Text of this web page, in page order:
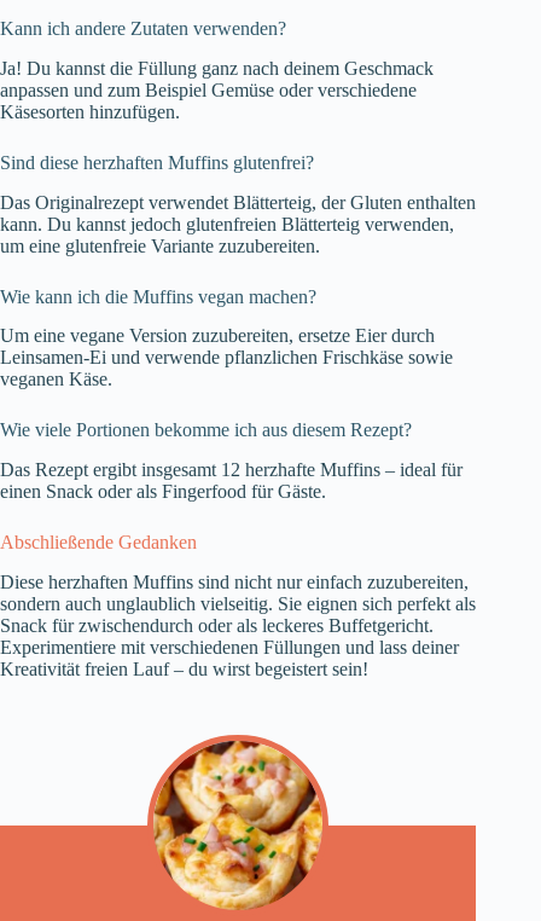
Kann ich andere Zutaten verwenden?
Ja! Du kannst die Füllung ganz nach deinem Geschmack
anpassen und zum Beispiel Gemüse oder verschiedene
Käsesorten hinzufügen.
Sind diese herzhaften Muffins glutenfrei?
Das Originalrezept verwendet Blätterteig, der Gluten enthalten
kann. Du kannst jedoch glutenfreien Blätterteig verwenden,
um eine glutenfreie Variante zuzubereiten.
Wie kann ich die Muffins vegan machen?
Um eine vegane Version zuzubereiten, ersetze Eier durch
Leinsamen-Ei und verwende pflanzlichen Frischkäse sowie
veganen Käse.
Wie viele Portionen bekomme ich aus diesem Rezept?
Das Rezept ergibt insgesamt 12 herzhafte Muffins – ideal für
einen Snack oder als Fingerfood für Gäste.
Abschließende Gedanken
Diese herzhaften Muffins sind nicht nur einfach zuzubereiten,
sondern auch unglaublich vielseitig. Sie eignen sich perfekt als
Snack für zwischendurch oder als leckeres Buffetgericht.
Experimentiere mit verschiedenen Füllungen und lass deiner
Kreativität freien Lauf – du wirst begeistert sein!